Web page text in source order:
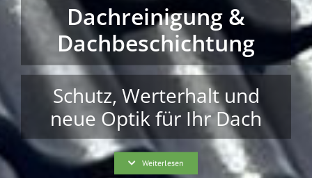
Dachreinigung &
Dachbeschichtung
Schutz, Werterhalt und
neue Optik für Ihr Dach
Weiterlesen